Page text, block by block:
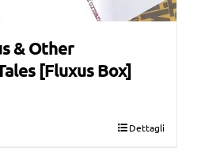
& Other
[Fluxus Box]
Dettagli